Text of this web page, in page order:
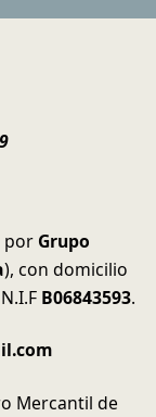
por Grupo
), con domicilio
B06843593.
Mercantil de